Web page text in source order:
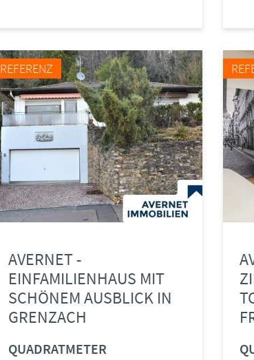
REFERENZ
AVERNET -
EINFAMILIENHAUS MIT
SCHÖNEM AUSBLICK IN
GRENZACH
QUADRATMETER